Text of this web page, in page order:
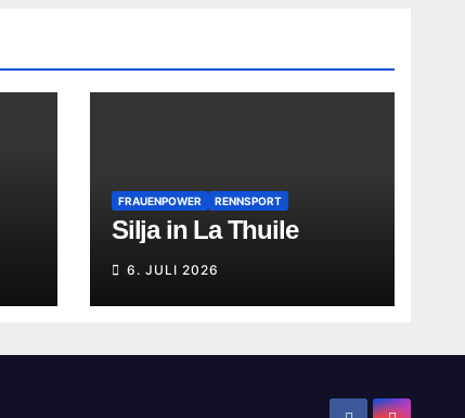
FRAUENPOWER RENNSPORT
Silja in La Thuile
6. JULI 2026